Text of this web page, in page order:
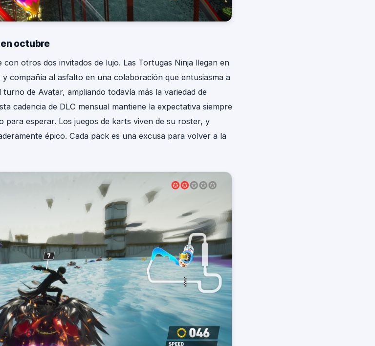
octubre
otros dos invitados de lujo. Las Tortugas Ninja llegan en
compañía al asfalto en una colaboración que entusiasma a
de Avatar, ampliando todavía más la variedad de
cadencia de DLC mensual mantiene la expectativa siempre
para esperar. Los juegos de karts viven de su roster, y
épico. Cada pack es una excusa para volver a la